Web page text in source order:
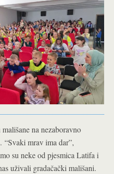
na nezaboravno
mrav ima dar”,
su neke od pjesmica Latifa i
uživali gradačački mališani.